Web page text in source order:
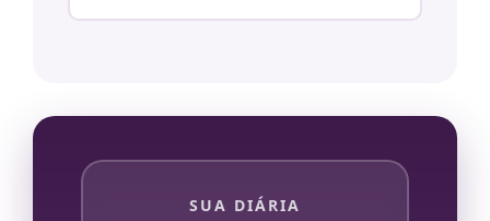
SUA DIÁRIA